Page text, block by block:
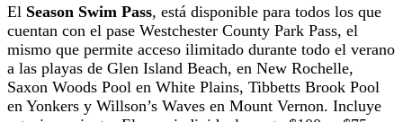
El Season Swim Pass, está disponible para todos los que
cuentan con el pase Westchester County Park Pass, el
mismo que permite acceso ilimitado durante todo el verano
a las playas de Glen Island Beach, en New Rochelle,
Saxon Woods Pool en White Plains, Tibbetts Brook Pool
en Yonkers y Willson’s Waves en Mount Vernon. Incluye